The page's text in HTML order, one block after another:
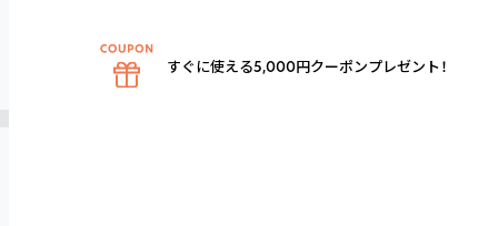
すぐに使える5,000円クーポンプレゼント！